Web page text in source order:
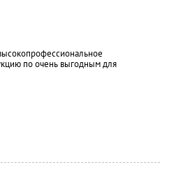
по очень выгодным для